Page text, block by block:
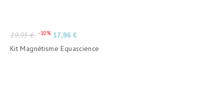
Prix
de
base
19,95 € -10% Prix
17,96 €
Kit Magnétisme Equascience